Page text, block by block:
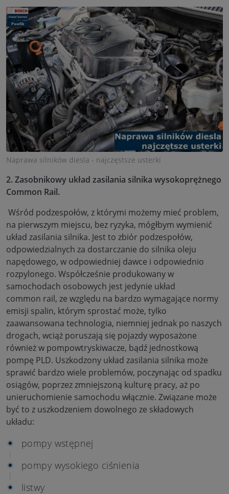
Naprawa silników diesla - najczęstsze usterki
2. Zasobnikowy układ zasilania silnika wysokoprężnego
Common Rail.
Wśród podzespołów, z którymi możemy mieć problem,
na pierwszym miejscu, bez ryzyka, mógłbym wymienić
układ zasilania silnika. Jest to zbiór podzespołów,
odpowiedzialnych za dostarczanie do silnika oleju
napędowego, w odpowiedniej dawce i odpowiednio
rozpylonego. Współcześnie produkowany w
samochodach osobowych jest jedynie układ
common rail, ze względu na bardzo wymagające normy
emisji spalin, którym sprostać może, tylko
zaawansowana technologia, niemniej jednak po naszych
drogach, wciąż poruszają się pojazdy wyposażone
również w pompowtryskiwacze, bądź jednostkową
pompę PLD. Uszkodzony układ zasilania silnika może
sprawić bardzo wiele problemów, poczynając od spadku
osiągów, poprzez zmniejszoną kulturę pracy, aż po
unieruchomienie samochodu włącznie. Związane może
być to z uszkodzeniem dowolnego ze składowych
układu:
pompy wstępnej
pompy wysokiego ciśnienia
listwy